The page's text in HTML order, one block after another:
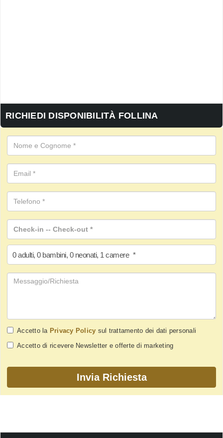
RICHIEDI DISPONIBILITÀ FOLLINA
0 adulti, 0 bambini, 0 neonati, 1 camere *
Accetto la Privacy Policy sul trattamento dei dati personali
Accetto di ricevere Newsletter e offerte di marketing